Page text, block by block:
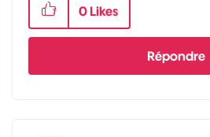
0 Likes
Répondre